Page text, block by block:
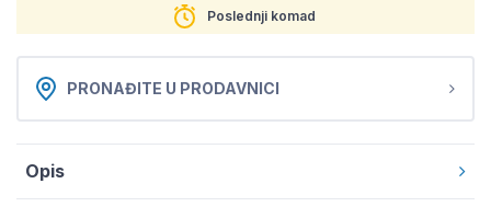
Poslednji komad
PRONAĐITE U PRODAVNICI
Opis